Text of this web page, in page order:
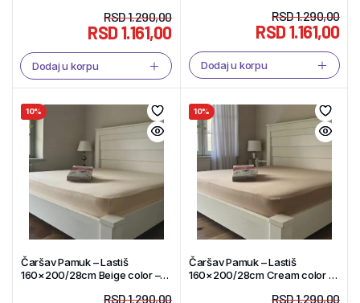
RSD1.290,00
RSD1.161,00
Dodaj u korpu
RSD1.290,00
RSD1.161,00
Dodaj u korpu
10%
Čaršav Pamuk – Lastiš
160×200/28cm Beige color –
RSD1.290,00
10%
Čaršav Pamuk – Lastiš
160×200/28cm Cream color –
RSD1.290,00